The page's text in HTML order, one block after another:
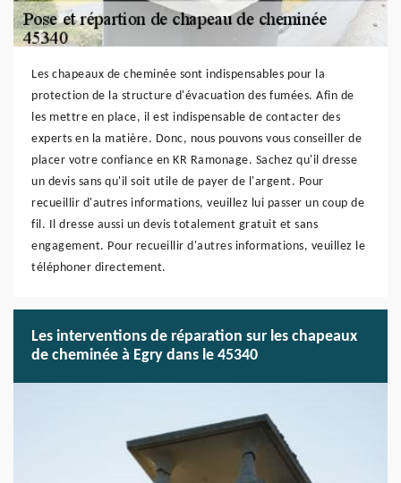
Les chapeaux de cheminée sont indispensables pour la
protection de la structure d'évacuation des fumées. Afin de
les mettre en place, il est indispensable de contacter des
experts en la matière. Donc, nous pouvons vous conseiller de
placer votre confiance en KR Ramonage. Sachez qu'il dresse
un devis sans qu'il soit utile de payer de l'argent. Pour
recueillir d'autres informations, veuillez lui passer un coup de
fil. Il dresse aussi un devis totalement gratuit et sans
engagement. Pour recueillir d'autres informations, veuillez le
téléphoner directement.
Les interventions de réparation sur les chapeaux
de cheminée à Egry dans le 45340